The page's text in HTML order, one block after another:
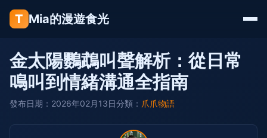
T Mia的漫遊食光
金太陽鸚鵡叫聲解析：從日常
鳴叫到情緒溝通全指南
發布日期：2026年02月13日分類： 爪爪物語